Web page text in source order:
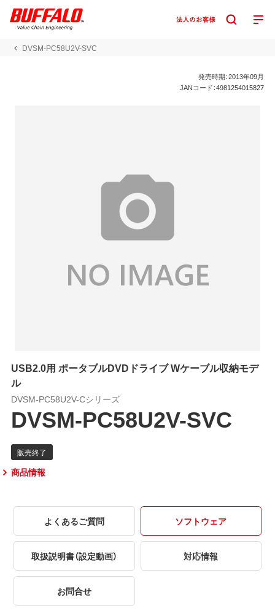
DVSM-PC58U2V-SVC
発売時期：2013年09月
JANコード：4981254015827
USB2.0用 ポータブルDVDドライブ Wケーブル収納モデ
ル
DVSM-PC58U2V-Cシリーズ
DVSM-PC58U2V-SVC
商品情報
よくあるご質問 ソフトウェア
取扱説明書（設定動画） 対応情報
お問合せ